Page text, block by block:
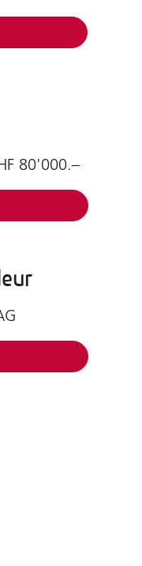
80'000.–